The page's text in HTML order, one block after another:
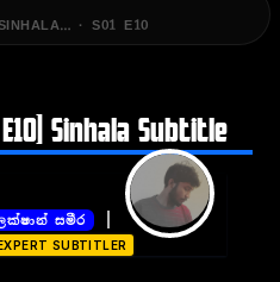
· S01 E10
Sinhala Subtitle
සමීර |
SUBTITLER